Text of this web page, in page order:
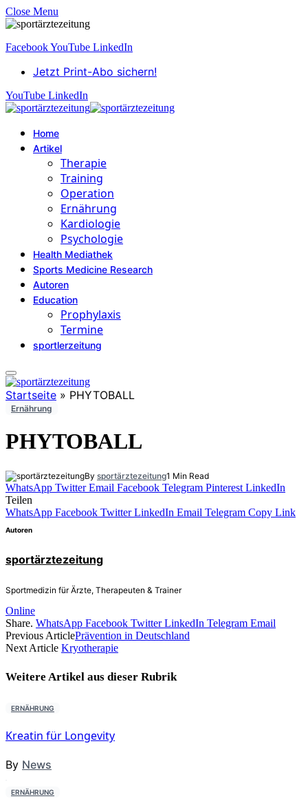
Close Menu
FacebookYouTube LinkedIn
Jetzt Print-Abo sichern!
YouTube LinkedIn
Home
Artikel
Therapie
Training
Operation
Ernährung
Kardiologie
Psychologie
Health Mediathek
Sports Medicine Research
Autoren
Education
Prophylaxis
Termine
sportlerzeitung
Startseite » PHYTOBALL
Ernährung
PHYTOBALL
By sportärztezeitung1 Min Read
WhatsApp Twitter Email Facebook Telegram Pinterest LinkedIn
Teilen
WhatsApp Facebook Twitter LinkedIn Email Telegram Copy Link
Autoren
sportärztezeitung
Sportmedizin für Ärzte, Therapeuten & Trainer
Online
Share. WhatsApp Facebook Twitter LinkedIn Telegram Email
Previous ArticlePrävention in Deutschland
Next Article Kryotherapie
Weitere Artikel aus dieser Rubrik
ERNÄHRUNG
Kreatin für Longevity
By News
ERNÄHRUNG